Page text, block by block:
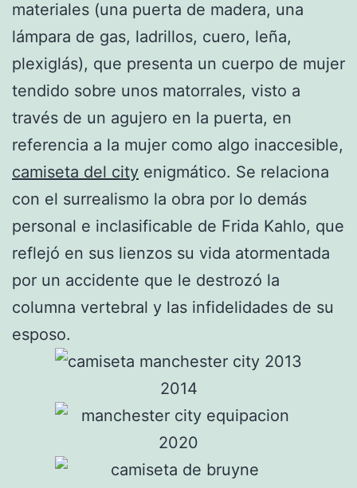
materiales (una puerta de madera, una
lámpara de gas, ladrillos, cuero, leña,
plexiglás), que presenta un cuerpo de mujer
tendido sobre unos matorrales, visto a
través de un agujero en la puerta, en
referencia a la mujer como algo inaccesible,
camiseta del city enigmático. Se relaciona
con el surrealismo la obra por lo demás
personal e inclasificable de Frida Kahlo, que
reflejó en sus lienzos su vida atormentada
por un accidente que le destrozó la
columna vertebral y las infidelidades de su
esposo.